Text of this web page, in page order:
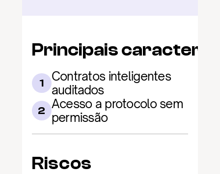
Principais
1
Contratos inteligentes
auditados
2 Acesso a protocolo sem
permissão
Riscos